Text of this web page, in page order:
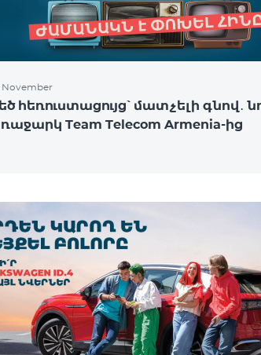
November
հեռուստացույց՝ մատչելի գնով․
Team Telecom Armenia-ից